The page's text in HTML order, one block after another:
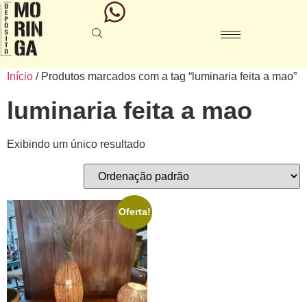
Início / Produtos marcados com a tag “luminaria feita a mao”
luminaria feita a mao
Exibindo um único resultado
Oferta!